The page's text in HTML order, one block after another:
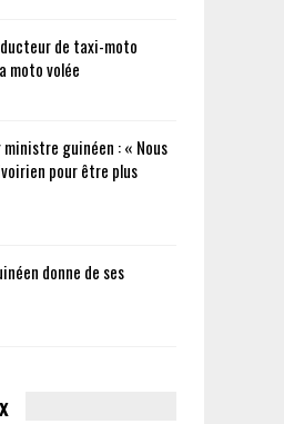
de taxi-moto
moto volée
ministre guinéen : « Nous
pour être plus
donne de ses